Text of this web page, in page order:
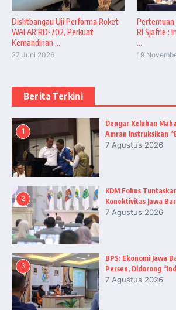
Dislitbangau Uji Performa Roket
WAFAR RD-702, Perkuat
Kemandirian ...
27 Juni 2026
Pertemuan
RI Sjafrie :
...
19
Berita Terkini
1
Dengar Keluhan
Amran Instruksikan
7 Agustus 2026
2
KDM Fokus
Konektivitas Jawa
7 Agustus 2026
3
BPS: Ekonomi Jawa
Persen, Didorong
7 Agustus 2026